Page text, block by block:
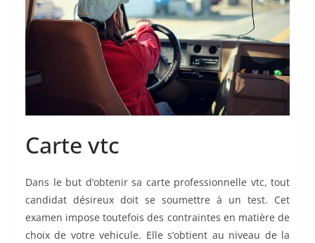
Carte vtc
Dans le but d’obtenir sa carte professionnelle vtc, tout
candidat désireux doit se soumettre à un test. Cet
examen impose toutefois des contraintes en matière de
choix de votre vehicule. Elle s’obtient au niveau de la